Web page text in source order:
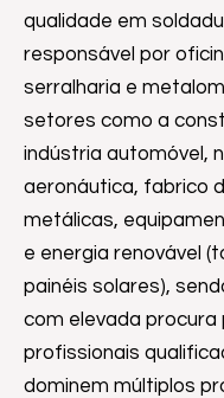
qualidade em
responsável por
serralharia e
setores como a
indústria automóvel,
aeronáutica, fabrico
metálicas,
e energia renovável
painéis solares),
com elevada procura
profissionais
dominem múltiplos